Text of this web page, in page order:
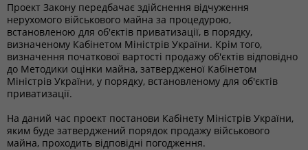
Проект Закону передбачає здійснення відчуження
нерухомого військового майна за процедурою,
встановленою для об'єктів приватизації, в порядку,
визначеному Кабінетом Міністрів України. Крім того,
визначення початкової вартості продажу об'єктів відповідно
до Методики оцінки майна, затвердженої Кабінетом
Міністрів України, у порядку, встановленому для об'єктів
приватизації.
На даний час проект постанови Кабінету Міністрів України,
яким буде затверджений порядок продажу військового
майна, проходить відповідні погодження.